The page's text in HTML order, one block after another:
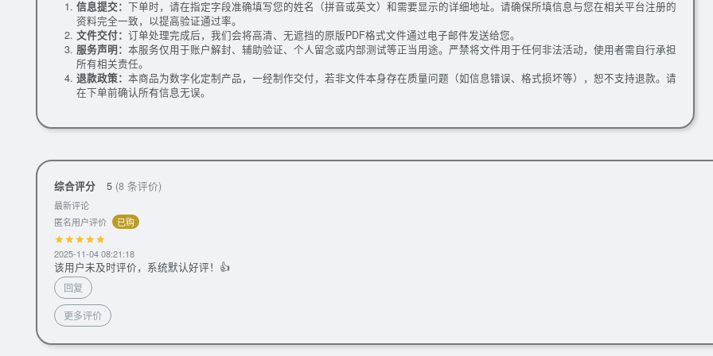
信息提交： 下单时，请在指定字段准确填写您的姓名（拼音或英文）和需要显示的详细地址。请确保所填信息与您在相关平台注册的
资料完全一致，以提高验证通过率。
文件交付： 订单处理完成后，我们会将高清、无遮挡的原版PDF格式文件通过电子邮件发送给您。
服务声明： 本服务仅用于账户解封、辅助验证、个人留念或内部测试等正当用途。严禁将文件用于任何非法活动，使用者需自行承担
所有相关责任。
退款政策： 本商品为数字化定制产品，一经制作交付，若非文件本身存在质量问题（如信息错误、格式损坏等），恕不支持退款。请
在下单前确认所有信息无误。
综合评分 5 (8 条评价)
最新评论
匿名用户评价
已购
2025-11-04 08:21:18
该用户未及时评价，系统默认好评！👍
回复
更多评价